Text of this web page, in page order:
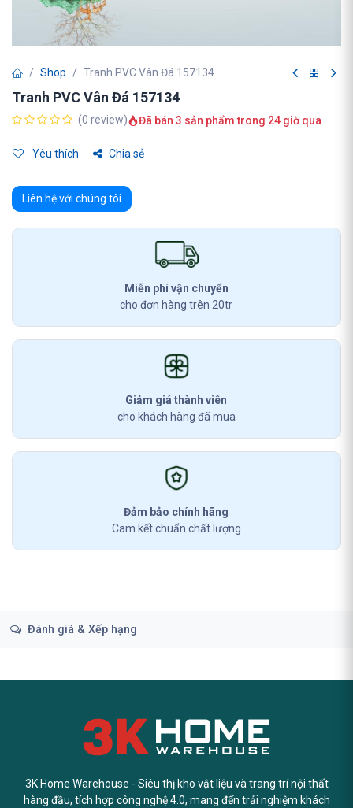
Shop Tranh PVC Vân Đá 157134
Tranh PVC Vân Đá 157134
(0 review) Đã bán 3 sản phẩm trong 24 giờ qua
Yêu thích Chia sẻ
Liên hệ với chúng tôi
Miễn phí vận chuyển
cho đơn hàng trên 20tr
Giảm giá thành viên
cho khách hàng đã mua
Đảm bảo chính hãng
Cam kết chuẩn chất lượng
Đánh giá & Xếp hạng
3K Home Warehouse - Siêu thị kho vật liệu và trang trí nội thất
hàng đầu, tích hợp công nghệ 4.0, mang đến trải nghiệm khách